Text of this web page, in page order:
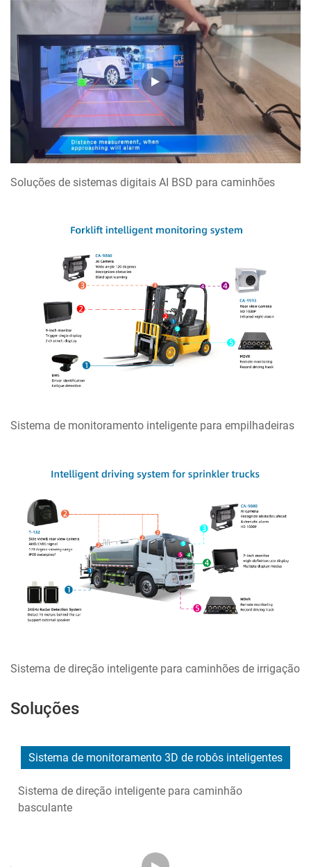
Soluções de sistemas digitais AI BSD para caminhões
Sistema de monitoramento inteligente para empilhadeiras
Sistema de direção inteligente para caminhões de irrigação
Soluções
Sistema de monitoramento 3D de robôs inteligentes
Sistema de direção inteligente para caminhão
basculante